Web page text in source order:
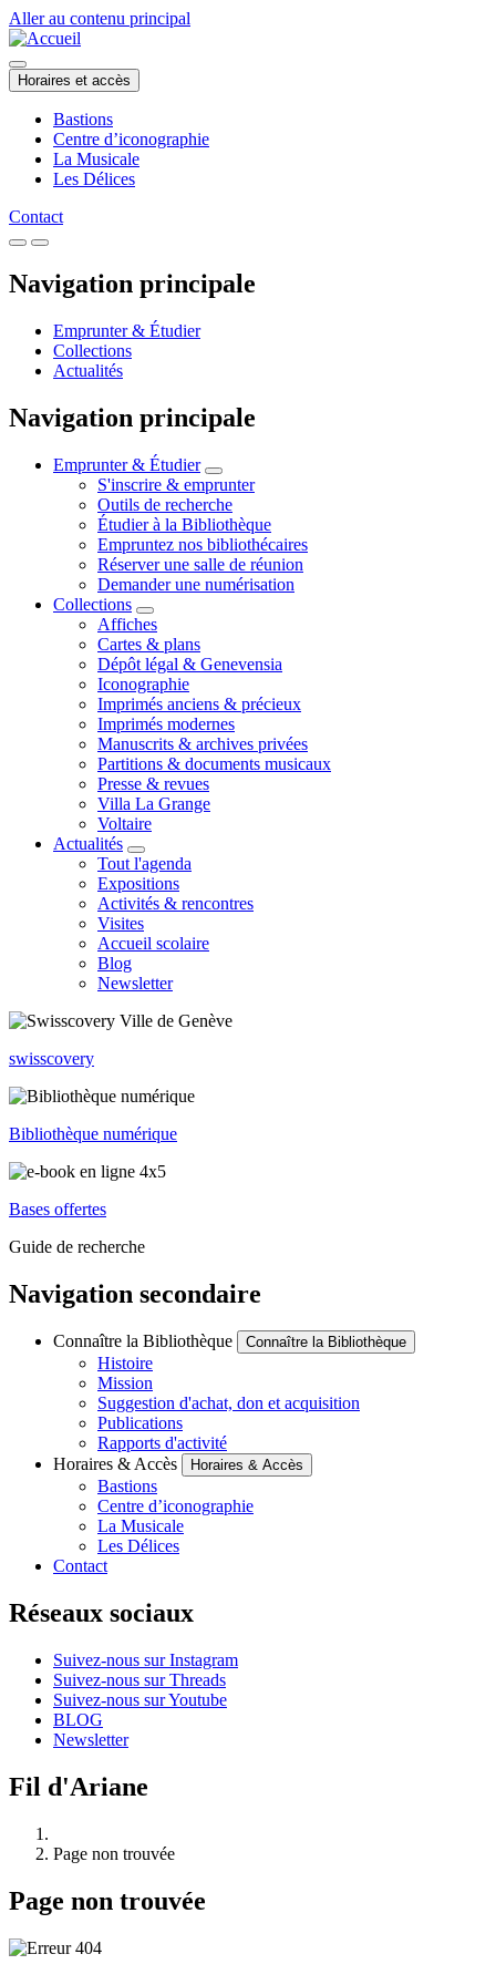
Aller au contenu principal
Horaires et accès
Bastions
Centre d’iconographie
La Musicale
Les Délices
Contact
Navigation principale
Emprunter & Étudier
Collections
Actualités
Navigation principale
Emprunter & Étudier
S'inscrire & emprunter
Outils de recherche
Étudier à la Bibliothèque
Empruntez nos bibliothécaires
Réserver une salle de réunion
Demander une numérisation
Collections
Affiches
Cartes & plans
Dépôt légal & Genevensia
Iconographie
Imprimés anciens & précieux
Imprimés modernes
Manuscrits & archives privées
Partitions & documents musicaux
Presse & revues
Villa La Grange
Voltaire
Actualités
Tout l'agenda
Expositions
Activités & rencontres
Visites
Accueil scolaire
Blog
Newsletter
swisscovery
Bibliothèque numérique
Bases offertes
Guide de recherche
Navigation secondaire
Connaître la Bibliothèque Connaître la Bibliothèque
Histoire
Mission
Suggestion d'achat, don et acquisition
Publications
Rapports d'activité
Horaires & Accès
Horaires & Accès
Bastions
Centre d’iconographie
La Musicale
Les Délices
Contact
Réseaux sociaux
Suivez-nous sur Instagram
Suivez-nous sur Threads
Suivez-nous sur Youtube
BLOG
Newsletter
Fil d'Ariane
Page non trouvée
Page non trouvée